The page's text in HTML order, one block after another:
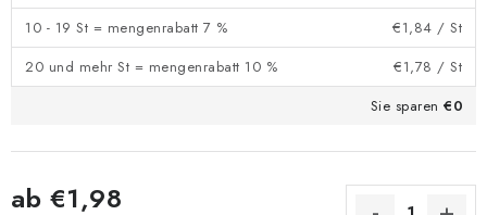
10 - 19 St = mengenrabatt 7 %
€1,84 / St
20 und mehr St = mengenrabatt 10 %
€1,78 / St
Sie sparen €0
ab €1,98